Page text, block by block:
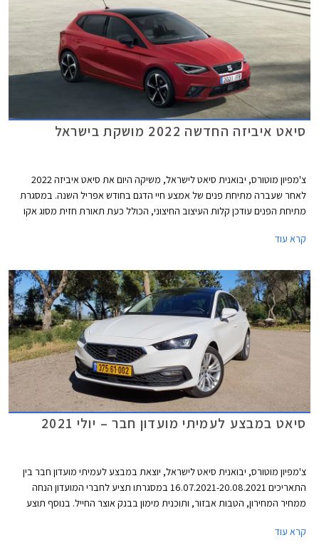
סיאט איביזה החדשה 2022 מושקת בישראל
צ'מפיון מוטורס, יבואנית סיאט לישראל, משיקה היום את סיאט איביזה 2022
לאחר שעברה מתיחת פנים של אמצע חיי הדגם בחודש אפריל השנה. במסגרת
מתיחת הפנים עודכן קלות העיצוב החיצוני, הכולל כעת תאורת חזית מסוג אקו
בסגנון כתב יד.
קרא עוד
סיאט במבצע לעמיתי מועדון חבר – יולי 2021
צ'מפיון מוטורס, יבואנית סיאט לישראל, יוצאת במבצע לעמיתי מועדון חבר בין
התאריכים 16.07.2021-20.08.2021 במסגרתו תציע לחברי המועדון הנחה
ממחיר המחירון, הטבות אבזור, ותוכנית מימון בבנק אוצר החייל. בנוסף תוצע
ברכישת אבזור בהתקנה מקומית.
קרא עוד